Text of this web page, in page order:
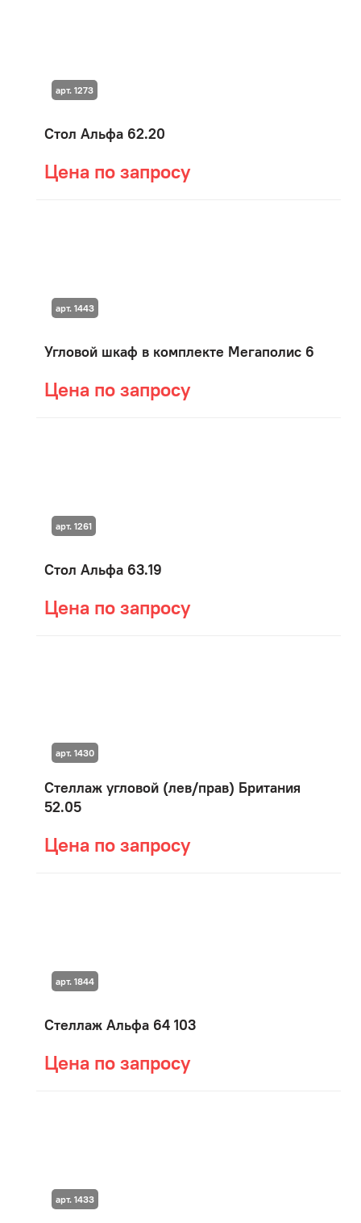
Стол Альфа 62.20
Цена по запросу
арт. 1273
Угловой шкаф в комплекте Мегаполис 6
Цена по запросу
арт. 1443
Стол Альфа 63.19
Цена по запросу
арт. 1261
Стеллаж угловой (лев/прав) Британия
52.05
Цена по запросу
арт. 1430
Стеллаж Альфа 64 103
Цена по запросу
арт. 1844
арт. 1433